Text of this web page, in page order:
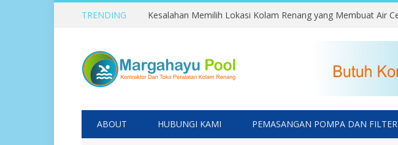
TRENDING
ABOUT HUBUNGI KAMI PEMASANGAN POMPA DAN FILTER